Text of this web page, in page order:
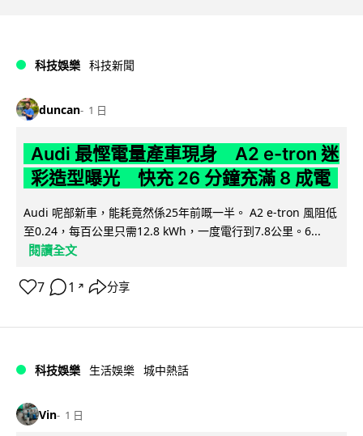
科技娛樂 科技新聞
duncan 1 日
Audi 最慳電量產車現身 A2 e-tron 迷
彩造型曝光 快充 26 分鐘充滿 8 成電
Audi 呢部新車，能耗竟然係25年前嘅一半。 A2 e-tron 風阻低
至0.24，每百公里只需12.8 kWh，一度電行到7.8公里。6...
閱讀全文
7 1 ↗ 分享
科技娛樂 生活娛樂 城中熱話
Vin 1 日